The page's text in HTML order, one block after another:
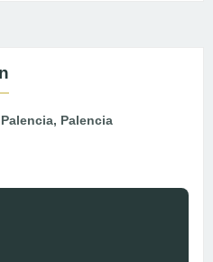
Palencia, Palencia